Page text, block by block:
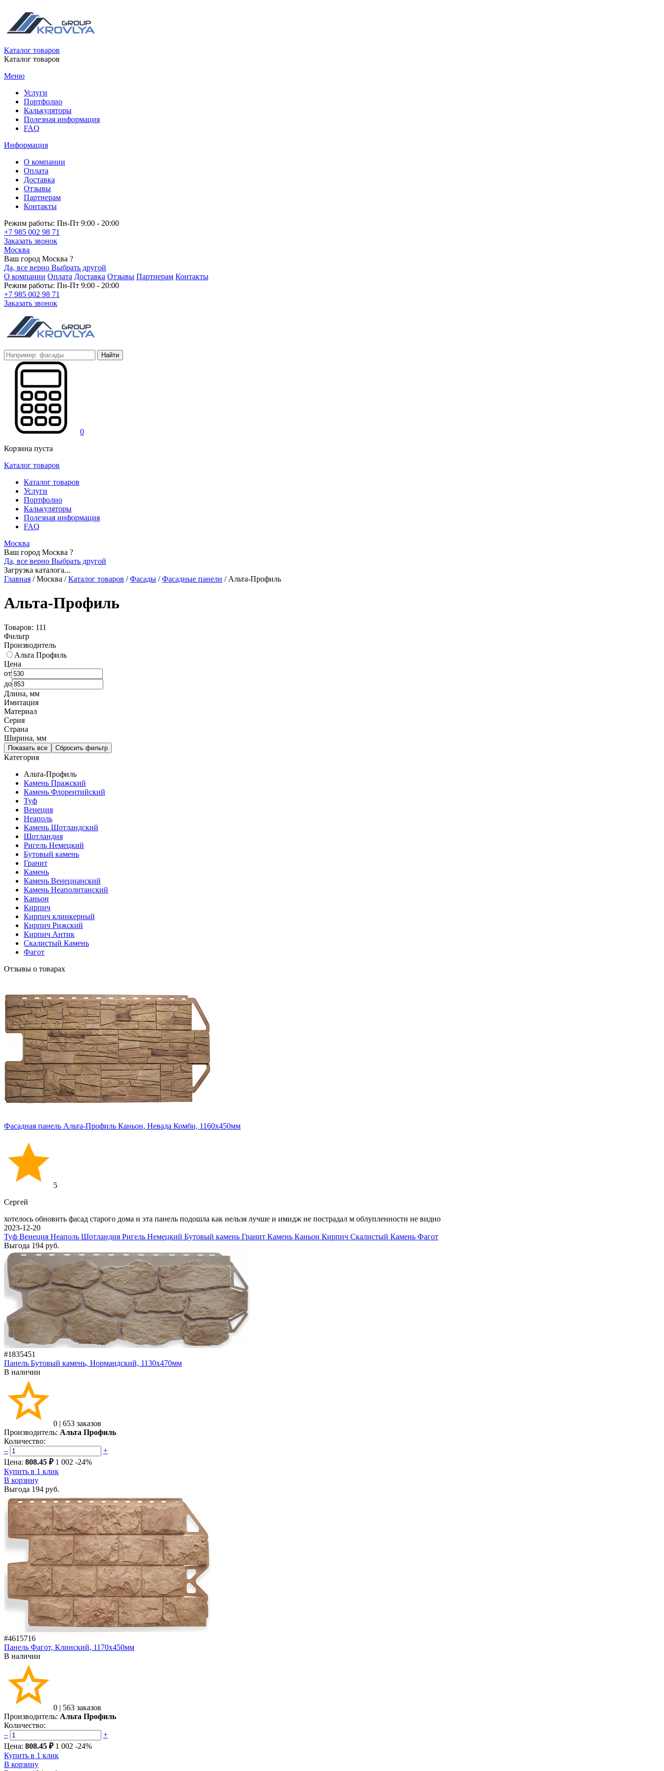
Каталог товаров
Каталог товаров
Меню
Услуги
Портфолио
Калькуляторы
Полезная информация
FAQ
Информация
О компании
Оплата
Доставка
Отзывы
Партнерам
Контакты
Режим работы: Пн-Пт 9:00 - 20:00
+7 985 002 98 71
Заказать звонок
Москва
Ваш город Москва ?
Да, все верно Выбрать другой
О компании Оплата Доставка Отзывы Партнерам Контакты
Режим работы: Пн-Пт 9:00 - 20:00
+7 985 002 98 71
Заказать звонок
Найти
0
Корзина пуста
Каталог товаров
Каталог товаров
Услуги
Портфолио
Калькуляторы
Полезная информация
FAQ
Москва
Ваш город Москва ?
Да, все верно Выбрать другой
Загрузка каталога...
Главная /Москва / Каталог товаров / Фасады / Фасадные панели /Альта-Профиль
Альта-Профиль
Товаров: 111
Фильтр
Производитель
Альта Профиль
Цена
от
до
Длина, мм
Имитация
Материал
Серия
Страна
Ширина, мм
Показать все Сбросить фильтр
Категория
Альта-Профиль
Камень Пражский
Камень Флорентийский
Туф
Венеция
Неаполь
Камень Шотландский
Шотландия
Ригель Немецкий
Бутовый камень
Гранит
Камень
Камень Венецианский
Камень Неаполитанский
Каньон
Кирпич
Кирпич клинкерный
Кирпич Рижский
Кирпич Антик
Скалистый Камень
Фагот
Отзывы о товарах
Фасадная панель Альта-Профиль Каньон, Невада Комби, 1160х450мм
5
Сергей
хотелось обновить фасад старого дома и эта панель подошла как нельзя лучше и имидж не пострадал м облупленности не видно
2023-12-20
Туф Венеция Неаполь Шотландия Ригель Немецкий Бутовый камень Гранит Камень Каньон Кирпич Скалистый Камень Фагот
Выгода 194 руб.
#1835451
Панель Бутовый камень, Нормандский, 1130х470мм
В наличии
0 | 653 заказов
Производитель: Альта Профиль
Количество:
–
+
Цена: 808.45 ₽ 1 002 -24%
Купить в 1 клик
В корзину
Выгода 194 руб.
#4615716
Панель Фагот, Клинский, 1170х450мм
В наличии
0 | 563 заказов
Производитель: Альта Профиль
Количество:
–
+
Цена: 808.45 ₽ 1 002 -24%
Купить в 1 клик
В корзину